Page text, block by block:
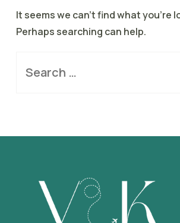
It seems we can’t find what you’re
Perhaps searching can help.